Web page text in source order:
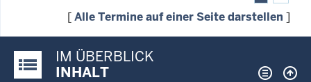
[Alle Termine auf einer Seite darstellen ]
Justiz-Portal im Überblick:
IM ÜBERBLICK
INHALT